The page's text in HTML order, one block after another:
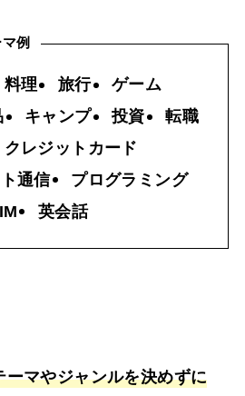
例
料理 旅行
ゲーム
キャンプ 投資
転職
クレジットカード
通信
プログラミング
英会話
ーマやジャンルを決めずに